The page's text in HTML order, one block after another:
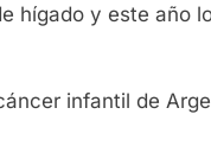
hígado y este año
infantil de